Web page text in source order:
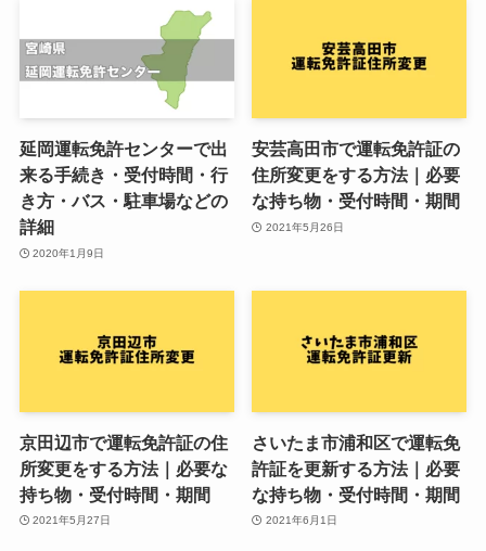
延岡運転免許センターで出
来る手続き・受付時間・行
き方・バス・駐車場などの
詳細
2020年1月9日
安芸高田市で運転免許証の
住所変更をする方法｜必要
な持ち物・受付時間・期間
2021年5月26日
京田辺市で運転免許証の住
所変更をする方法｜必要な
持ち物・受付時間・期間
2021年5月27日
さいたま市浦和区で運転免
許証を更新する方法｜必要
な持ち物・受付時間・期間
2021年6月1日